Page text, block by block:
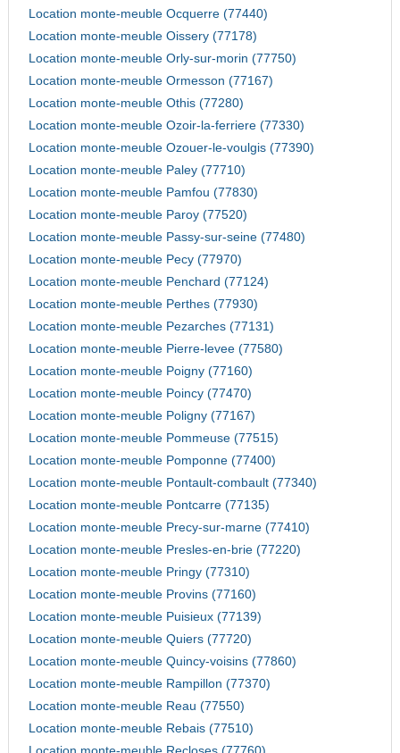
Location monte-meuble Ocquerre (77440)
Location monte-meuble Oissery (77178)
Location monte-meuble Orly-sur-morin (77750)
Location monte-meuble Ormesson (77167)
Location monte-meuble Othis (77280)
Location monte-meuble Ozoir-la-ferriere (77330)
Location monte-meuble Ozouer-le-voulgis (77390)
Location monte-meuble Paley (77710)
Location monte-meuble Pamfou (77830)
Location monte-meuble Paroy (77520)
Location monte-meuble Passy-sur-seine (77480)
Location monte-meuble Pecy (77970)
Location monte-meuble Penchard (77124)
Location monte-meuble Perthes (77930)
Location monte-meuble Pezarches (77131)
Location monte-meuble Pierre-levee (77580)
Location monte-meuble Poigny (77160)
Location monte-meuble Poincy (77470)
Location monte-meuble Poligny (77167)
Location monte-meuble Pommeuse (77515)
Location monte-meuble Pomponne (77400)
Location monte-meuble Pontault-combault (77340)
Location monte-meuble Pontcarre (77135)
Location monte-meuble Precy-sur-marne (77410)
Location monte-meuble Presles-en-brie (77220)
Location monte-meuble Pringy (77310)
Location monte-meuble Provins (77160)
Location monte-meuble Puisieux (77139)
Location monte-meuble Quiers (77720)
Location monte-meuble Quincy-voisins (77860)
Location monte-meuble Rampillon (77370)
Location monte-meuble Reau (77550)
Location monte-meuble Rebais (77510)